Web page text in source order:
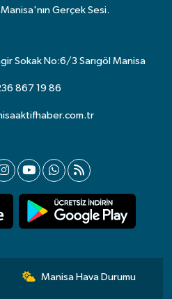
Gerçek Sesi.
Sokak No:6/3 Sarıgöl Manisa
867 19 86
Manisa Hava Durumu